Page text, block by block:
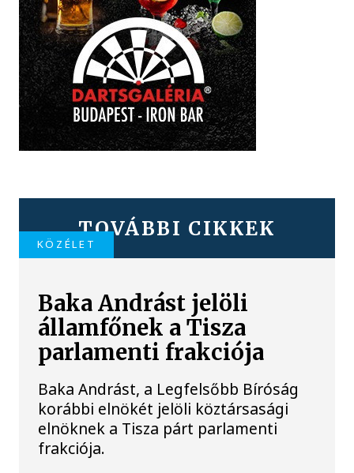
TOVÁBBI CIKKEK
KÖZÉLET
Baka Andrást jelöli
államfőnek a Tisza
parlamenti frakciója
Baka Andrást, a Legfelsőbb Bíróság
korábbi elnökét jelöli köztársasági
elnöknek a Tisza párt parlamenti
frakciója.